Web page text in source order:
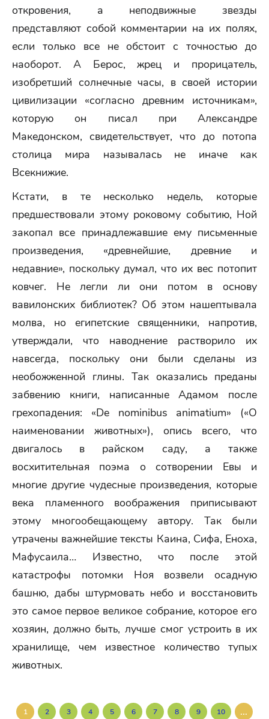
откровения, а неподвижные звезды
представляют собой комментарии на их полях,
если только все не обстоит с точностью до
наоборот. А Берос, жрец и прорицатель,
изобретший солнечные часы, в своей истории
цивилизации «согласно древним источникам»,
которую он писал при Александре
Македонском, свидетельствует, что до потопа
столица мира называлась не иначе как
Всекнижие.
Кстати, в те несколько недель, которые
предшествовали этому роковому событию, Ной
закопал все принадлежавшие ему письменные
произведения, «древнейшие, древние и
недавние», поскольку думал, что их вес потопит
ковчег. Не легли ли они потом в основу
вавилонских библиотек? Об этом нашептывала
молва, но египетские священники, напротив,
утверждали, что наводнение растворило их
навсегда, поскольку они были сделаны из
необожженной глины. Так оказались преданы
забвению книги, написанные Адамом после
грехопадения: «De nominibus animatium» («О
наименовании животных»), опись всего, что
двигалось в райском саду, а также
восхитительная поэма о сотворении Евы и
многие другие чудесные произведения, которые
века пламенного воображения приписывают
этому многообещающему автору. Так были
утрачены важнейшие тексты Каина, Сифа, Еноха,
Мафусаила… Известно, что после этой
катастрофы потомки Ноя возвели осадную
башню, дабы штурмовать небо и восстановить
это самое первое великое собрание, которое его
хозяин, должно быть, лучше смог устроить в их
хранилище, чем известное количество тупых
животных.
1 2 3 4 5 6 7 8 9 10 ...